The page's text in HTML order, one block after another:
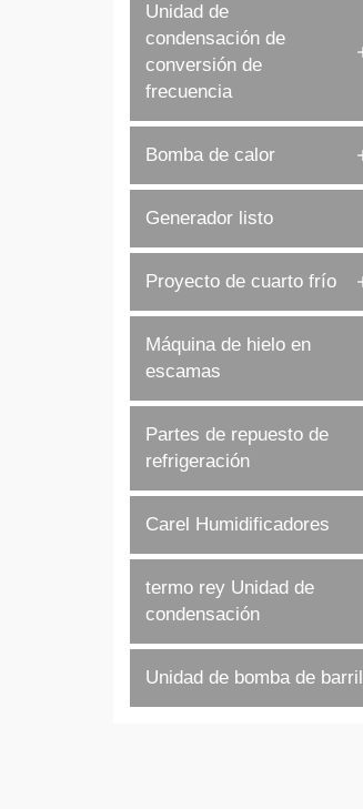
Unidad de
condensación de
conversión de
frecuencia
Bomba de calor
Generador listo
Proyecto de cuarto frío
Máquina de hielo en
escamas
Partes de repuesto de
refrigeración
Carel Humidificadores
termo rey Unidad de
condensación
Unidad de bomba de barril